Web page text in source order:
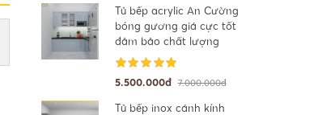
Tủ bếp acrylic An Cường
bóng gương giá cực tốt
đảm bảo chất lượng
5.500.000đ 7.000.000đ
Tủ bếp inox cánh kính